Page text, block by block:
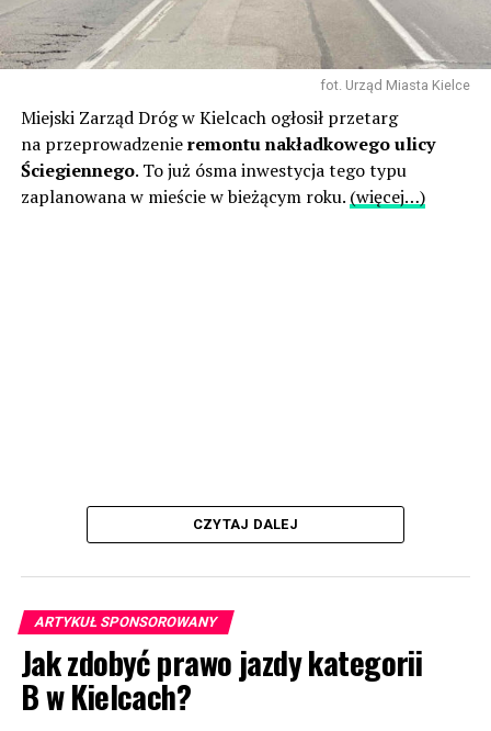
fot. Urząd Miasta Kielce
Miejski Zarząd Dróg w Kielcach ogłosił przetarg
na przeprowadzenieremontu nakładkowego ulicy
Ściegiennego. To już ósma inwestycja tego typu
zaplanowana w mieście w bieżącym roku. (więcej…)
CZYTAJ DALEJ
ARTYKUŁ SPONSOROWANY
Jak zdobyć prawo jazdy kategorii
B w Kielcach?